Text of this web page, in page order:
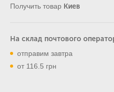
Получить товар Киев
На склад почтового
отправим завтра
от 116.5 грн